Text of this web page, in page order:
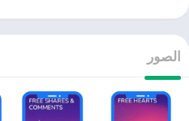
الصور